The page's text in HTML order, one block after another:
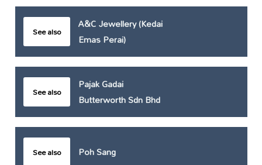
See also
A&C Jewellery (Kedai
Emas Perai)
See also
Pajak Gadai
Butterworth Sdn Bhd
See also Poh Sang